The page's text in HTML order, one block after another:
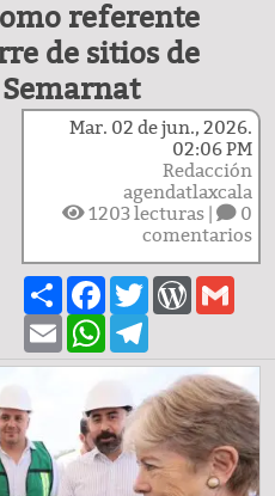
referente
de sitios de
Mar. 02 de jun., 2026.
02:06 PM
Redacción
agendatlaxcala
1203lecturas |
0
comentarios
ShareFacebook
Twitter
EmailWhatsApp